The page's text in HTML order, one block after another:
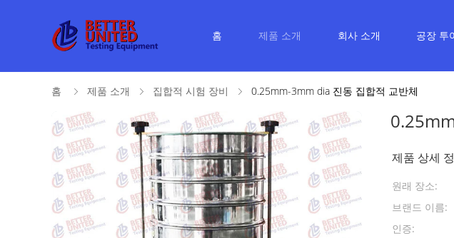
홈 제품 소개 회사 소개 공장 투
홈 제품 소개 집합적 시험 장비 0.25mm-3mm dia 진동 집합적 교반체
제품 상세
원래 장소:
브랜드 이름:
인증: